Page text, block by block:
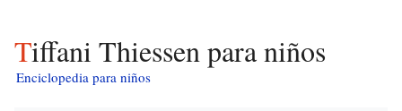
Tiffani Thiessen para niños
Enciclopedia para niños